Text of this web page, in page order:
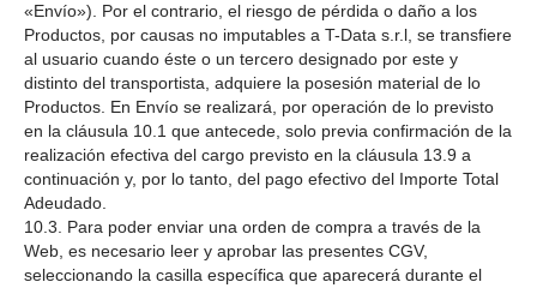
«Envío»). Por el contrario, el riesgo de pérdida o daño a los
Productos, por causas no imputables a T-Data s.r.l, se transfiere
al usuario cuando éste o un tercero designado por este y
distinto del transportista, adquiere la posesión material de lo
Productos. En Envío se realizará, por operación de lo previsto
en la cláusula 10.1 que antecede, solo previa confirmación de la
realización efectiva del cargo previsto en la cláusula 13.9 a
continuación y, por lo tanto, del pago efectivo del Importe Total
Adeudado.
10.3. Para poder enviar una orden de compra a través de la
Web, es necesario leer y aprobar las presentes CGV,
seleccionando la casilla específica que aparecerá durante el